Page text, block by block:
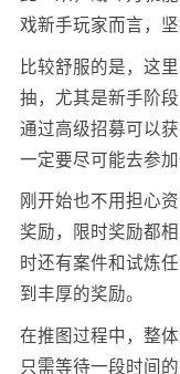
戏新手玩家而言，
比较舒服的是，这
抽，尤其是新手阶
通过高级招募可以
一定要尽可能去参加
刚开始也不用担心
奖励，限时奖励都
时还有案件和试炼
到丰厚的奖励。
在推图过程中，整
只需等待一段时间